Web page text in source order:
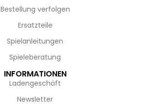
Bestellung verfolgen
Ersatzteile
Spielanleitungen
Spieleberatung
INFORMATIONEN
Ladengeschäft
Newsletter